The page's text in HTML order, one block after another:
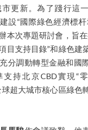
更新。為了踐行這
設“國際綠色經濟標杆
本次專題研討會，旨
目支持目錄”和綠色建
分調動轉型金融和國
支持北京CBD實現“
球超大城市核心區綠色